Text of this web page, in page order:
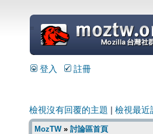
=
登入 註冊
檢視沒有回覆的主題 檢視最近
MozTW» 討論區首頁